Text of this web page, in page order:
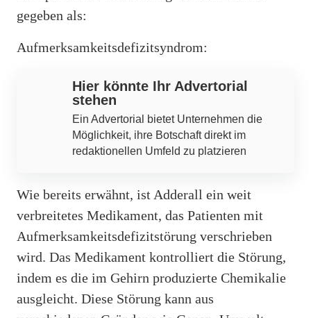
gegeben als:
Aufmerksamkeitsdefizitsyndrom:
Hier könnte Ihr Advertorial
stehen
Ein Advertorial bietet Unternehmen die
Möglichkeit, ihre Botschaft direkt im
redaktionellen Umfeld zu platzieren
Wie bereits erwähnt, ist Adderall ein weit
verbreitetes Medikament, das Patienten mit
Aufmerksamkeitsdefizitstörung verschrieben
wird. Das Medikament kontrolliert die Störung,
indem es die im Gehirn produzierte Chemikalie
ausgleicht. Diese Störung kann aus